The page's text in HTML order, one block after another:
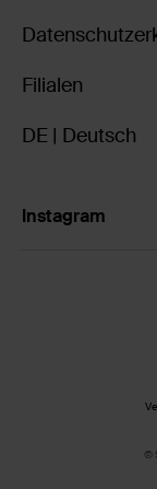
Filialen
DE | Deutsch
Instagram
©